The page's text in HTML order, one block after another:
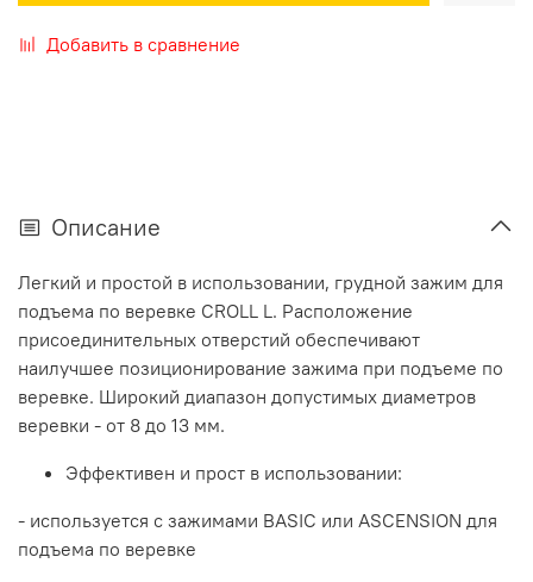
Добавить в сравнение
Описание
Легкий и простой в использовании, грудной зажим для
подъема по веревке CROLL L. Расположение
присоединительных отверстий обеспечивают
наилучшее позиционирование зажима при подъеме по
веревке. Широкий диапазон допустимых диаметров
веревки - от 8 до 13 мм.
Эффективен и прост в использовании:
- используется с зажимами BASIC или ASCENSION для
подъема по веревке